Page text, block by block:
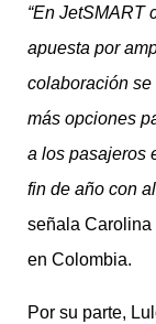
“En JetSMART
apuesta por
colaboración se
más opciones
a los pasajeros
fin de año con
señala Carolina
en Colombia.
Por su parte,